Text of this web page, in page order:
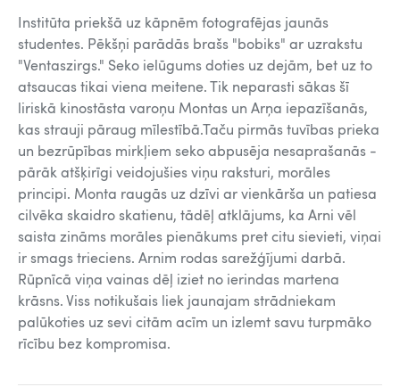
Institūta priekšā uz kāpnēm fotografējas jaunās
studentes. Pēkšņi parādās brašs "bobiks" ar uzrakstu
"Ventaszirgs." Seko ielūgums doties uz dejām, bet uz to
atsaucas tikai viena meitene. Tik neparasti sākas šī
liriskā kinostāsta varoņu Montas un Arņa iepazīšanās,
kas strauji pāraug mīlestībā.Taču pirmās tuvības prieka
un bezrūpības mirkļiem seko abpusēja nesaprašanās -
pārāk atšķirīgi veidojušies viņu raksturi, morāles
principi. Monta raugās uz dzīvi ar vienkārša un patiesa
cilvēka skaidro skatienu, tādēļ atklājums, ka Arni vēl
saista zināms morāles pienākums pret citu sievieti, viņai
ir smags trieciens. Arnim rodas sarežģījumi darbā.
Rūpnīcā viņa vainas dēļ iziet no ierindas martena
krāsns. Viss notikušais liek jaunajam strādniekam
palūkoties uz sevi citām acīm un izlemt savu turpmāko
rīcību bez kompromisa.